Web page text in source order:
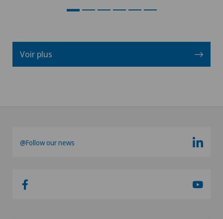
Voir plus
@Follow our news